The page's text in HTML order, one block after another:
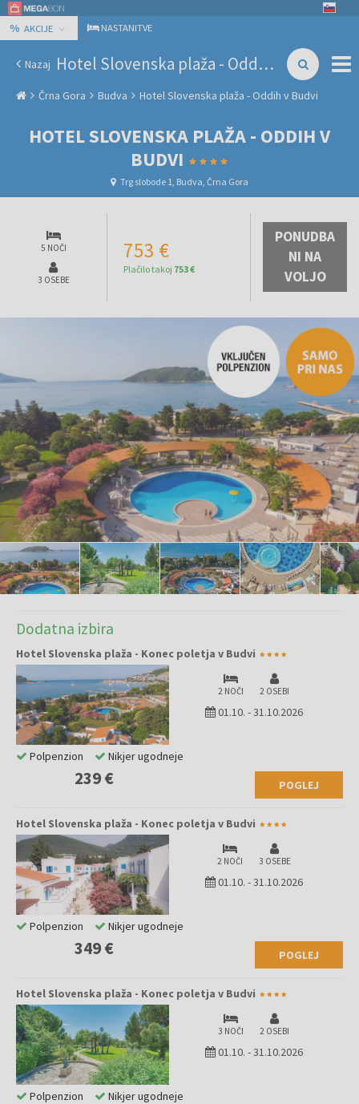
% AKCIJE NASTANITVE
Nazaj Hotel Slovenska plaža - Oddih v Budvi
Črna Gora Budva Hotel Slovenska plaža - Oddih v Budvi
HOTEL SLOVENSKA PLAŽA - ODDIH V
BUDVI
Trg slobode 1, Budva, Črna Gora
5 NOČI
3 OSEBE
753 €
Plačilo takoj 753 €
PONUDBA
NI NA
VOLJO
Dodatna izbira
Hotel Slovenska plaža - Konec poletja v Budvi
2 NOČI 2 OSEBI
01.10. -31.10.2026
239 € POGLEJ
Polpenzion Nikjer ugodneje
Hotel Slovenska plaža - Konec poletja v Budvi
2 NOČI 3 OSEBE
01.10. -31.10.2026
349 € POGLEJ
Polpenzion Nikjer ugodneje
Hotel Slovenska plaža - Konec poletja v Budvi
3 NOČI 2 OSEBI
01.10. -31.10.2026
Polpenzion Nikjer ugodneje